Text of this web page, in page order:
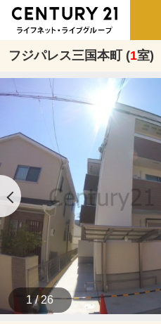
フジパレス三国本町 (1室)
1 / 26